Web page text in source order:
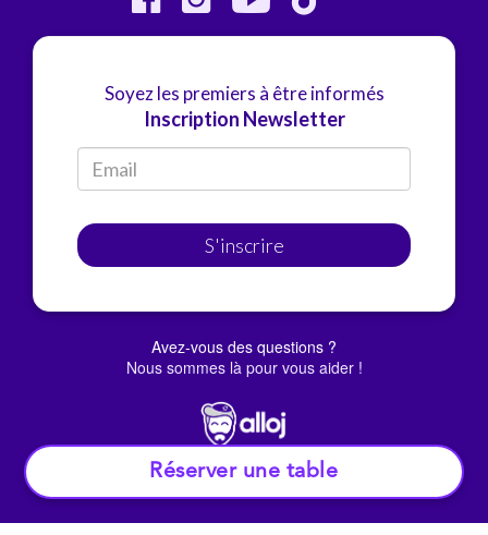
Réserver une table
Soyez les premiers à être informés
Inscription Newsletter
S'inscrire
Avez-vous des questions ?
Nous sommes là pour vous aider !
© Alloj.2022 Tous droits réservés